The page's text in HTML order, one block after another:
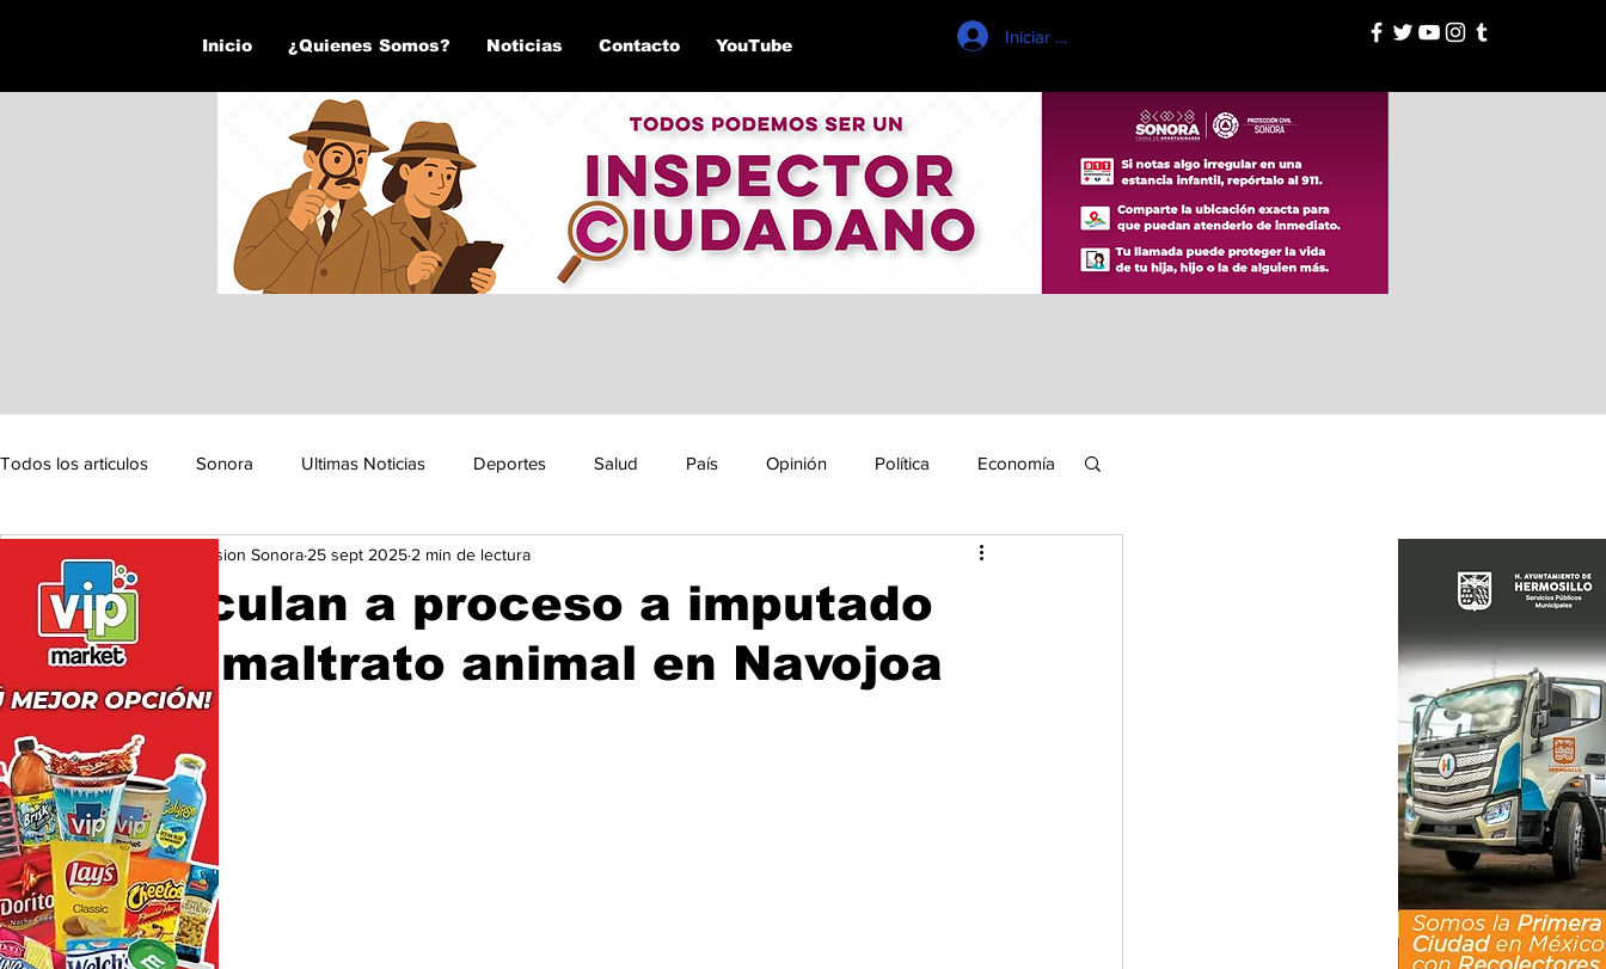
Inicio ¿Quienes Somos? Noticias Contacto YouTube Iniciar sesión
Todos los articulos Sonora Ultimas Noticias Deportes Salud País Opinión Política Economía
Seguridad Educación y Cultura San Luis Río Colorado
Vinculan a proceso a imputado
por maltrato animal en Navojoa
Expresion Sonora 25 sept 2025 2 min de lectura